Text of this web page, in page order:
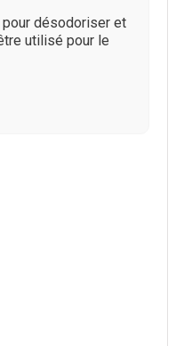
désodoriser et
utilisé pour le